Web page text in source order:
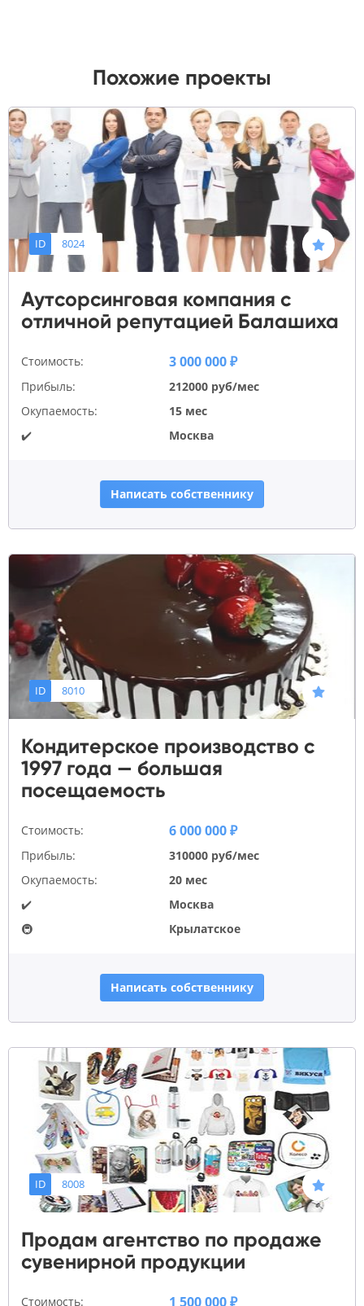
Похожие проекты
ID 8024
Аутсорсинговая компания с
отличной репутацией Балашиха
Стоимость: 3 000 000 ₽
Прибыль:
212000 руб/мес
Окупаемость:
15 мес
✔️
Москва
Написать собственнику
ID 8010
Кондитерское производство с
1997 года — большая
посещаемость
Стоимость: 6 000 000 ₽
Прибыль:
310000 руб/мес
Окупаемость:
20 мес
✔️
Москва
🚇
Крылатское
Написать собственнику
ID 8008
Продам агентство по продаже
сувенирной продукции
Стоимость: 1 500 000 ₽